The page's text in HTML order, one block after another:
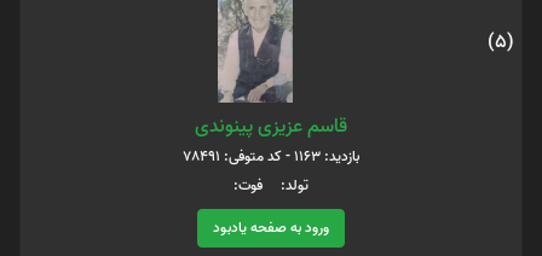
(5)
قاسم عزیزی پینوندی
بازدید: 1163 - کد متوفی: 78491
تولد: فوت:
ورود به صفحه یادبود